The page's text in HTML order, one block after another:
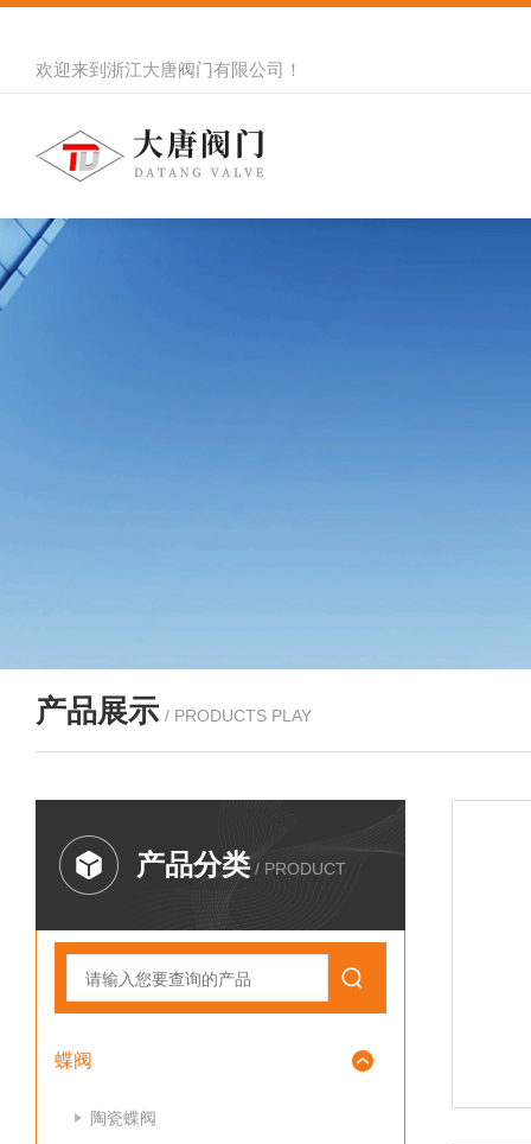
欢迎来到 浙江大唐阀门有限公司 ！
产品展示 / PRODUCTS PLAY
产品分类 / PRODUCT
蝶阀
陶瓷蝶阀